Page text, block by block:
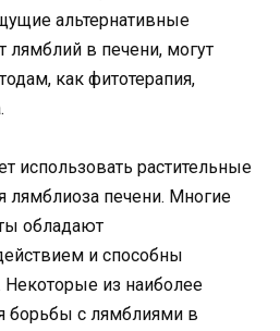
альтернативные
лямблий в печени, могут
как фитотерапия,
использовать растительные
лямблиоза печени. Многие
обладают
и способны
Некоторые из наиболее
борьбы с лямблиями в